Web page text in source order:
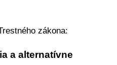
zákona:
a alternatívne